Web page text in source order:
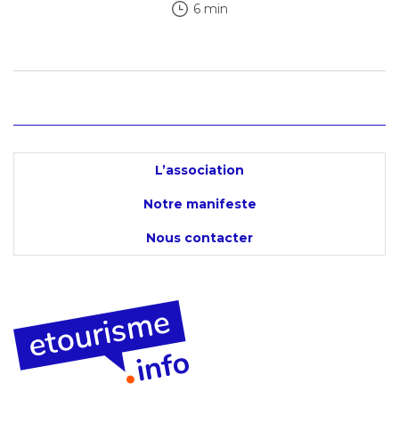
6 min
L’association
Notre manifeste
Nous contacter